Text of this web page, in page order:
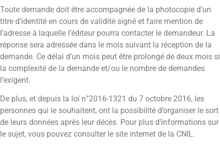
Toute demande doit être accompagnée de la photocopie d’un
titre d’identité en cours de validité signé et faire mention de
l’adresse à laquelle l’éditeur pourra contacter le demandeur. La
réponse sera adressée dans le mois suivant la réception de Ia
demande. Ce délai d’un mois peut être prolongé de deux mois si
la complexité de la demande et/ou le nombre de demandes
l’exigent.
De plus, et depuis la loi n°2016-1321 du 7 octobre 2016, les
personnes qui le souhaitent, ont la possibilité d’organiser le sort
de leurs données après leur décès. Pour plus d’informations sur
le sujet, vous pouvez consulter le site internet de la CNIL.